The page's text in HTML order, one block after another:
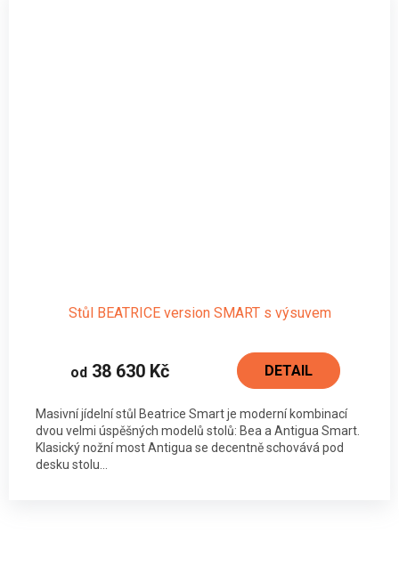
Stůl BEATRICE version SMART s výsuvem
od 38 630 Kč DETAIL
Masivní jídelní stůl Beatrice Smart je moderní kombinací
dvou velmi úspěšných modelů stolů: Bea a Antigua Smart.
Klasický nožní most Antigua se decentně schovává pod
desku stolu...